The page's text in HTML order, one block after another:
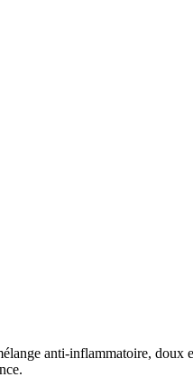
anti-inflammatoire,